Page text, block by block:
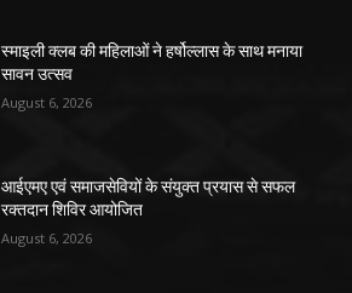
स्माइली क्लब की महिलाओं ने हर्षोल्लास के साथ मनाया
सावन उत्सव
August 6, 2026
आईएमए एवं समाजसेवियों के संयुक्त प्रयास से सफल
रक्तदान शिविर आयोजित
August 6, 2026